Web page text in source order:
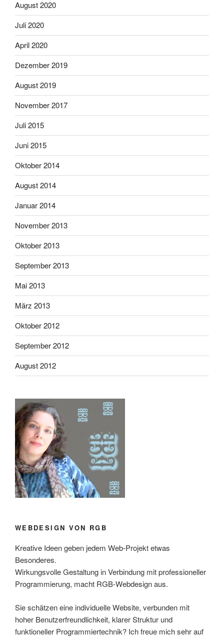
August 2020
Juli 2020
April 2020
Dezember 2019
August 2019
November 2017
Juli 2015
Juni 2015
Oktober 2014
August 2014
Januar 2014
November 2013
Oktober 2013
September 2013
Mai 2013
März 2013
Oktober 2012
September 2012
August 2012
WEBDESIGN VON RGB
Kreative Ideen geben jedem Web-Projekt etwas
Besonderes.
Wirkungsvolle Gestaltung in Verbindung mit professioneller
Programmierung, macht RGB-Webdesign aus.
Sie schätzen eine individuelle Website, verbunden mit
hoher Benutzerfreundlichkeit, klarer Struktur und
funktioneller Programmiertechnik? Ich freue mich sehr auf